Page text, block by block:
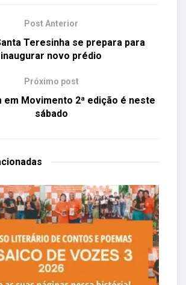
Post Anterior
Teresinha se prepara para
inaugurar novo prédio
Próximo post
em Movimento 2ª edição é neste
sábado